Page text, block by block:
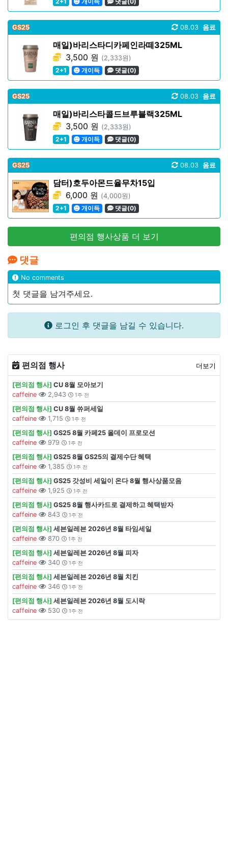
GS25 음료
08.03
매일)바리스타디카페인라떼325ML
3,500 원 (2,333원)
2+1
개이득 댓글(0)
GS25 음료
08.03
매일)바리스타콜드브루블랙325ML
3,500 원 (2,333원)
2+1
개이득 댓글(0)
GS25 음료
08.03
담터)호두아몬드율무차15입
6,000 원 (4,000원)
2+1
개이득 댓글(0)
편의점 행사상품 더 보기
댓글
No comments
첫 댓글을 남겨주세요.
로그인 후 댓글을 남길 수 있습니다.
편의점 행사 더보기
[편의점 행사] CU 8월 모아보기
caffeine
2,943 1주 전
[편의점 행사] CU 8월 쓔퍼세일
caffeine
1,715 1주 전
[편의점 행사] GS25 8월 카페25 올데이 프로모션
caffeine
979 1주 전
[편의점 행사] GS25 8월 GS25의 결제수단 혜택
caffeine
1,385 1주 전
[편의점 행사] GS25 갓성비 세일이 온다 8월 행사상품모음
caffeine
1,925 1주 전
[편의점 행사] GS25 8월 행사카드로 결제하고 혜택받자
caffeine
843 1주 전
[편의점 행사] 세븐일레븐 2026년 8월 타임세일
caffeine
870 1주 전
[편의점 행사] 세븐일레븐 2026년 8월 피자
caffeine
340 1주 전
[편의점 행사] 세븐일레븐 2026년 8월 치킨
caffeine
346 1주 전
[편의점 행사] 세븐일레븐 2026년 8월 도시락
caffeine
530 1주 전